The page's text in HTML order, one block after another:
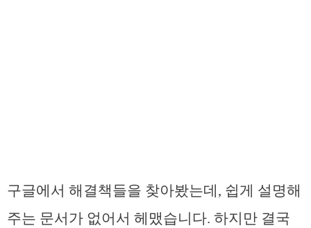
구글에서 해결책들을 찾아봤는데, 쉽게 설명해
주는 문서가 없어서 헤맸습니다. 하지만 결국